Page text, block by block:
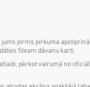
pirms pirkuma
Steam dāvanu karti.
pērkot vairumā no